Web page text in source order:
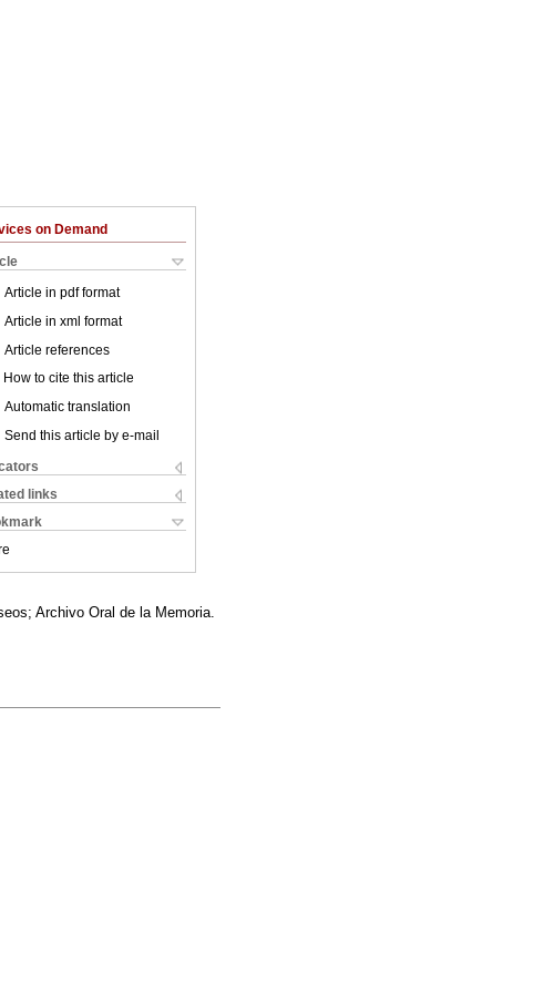
on Demand
Article in pdf format
Article in xml format
Article references
How to cite this article
Automatic translation
Send this article by e-mail
links
Archivo Oral de la Memoria.